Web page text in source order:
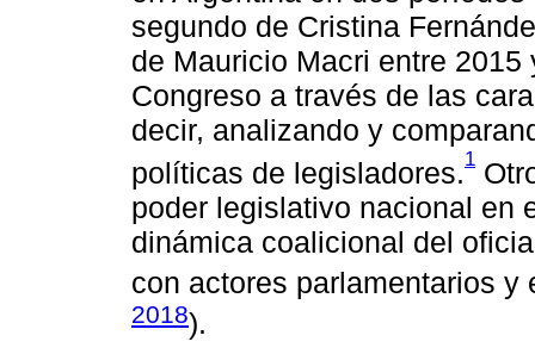
segundo de Cristina
de Mauricio Macri entre
Congreso a través de las
decir, analizando y
políticas de legisladores.1
poder legislativo nacional en
dinámica coalicional del
con actores parlamentarios y
2018).